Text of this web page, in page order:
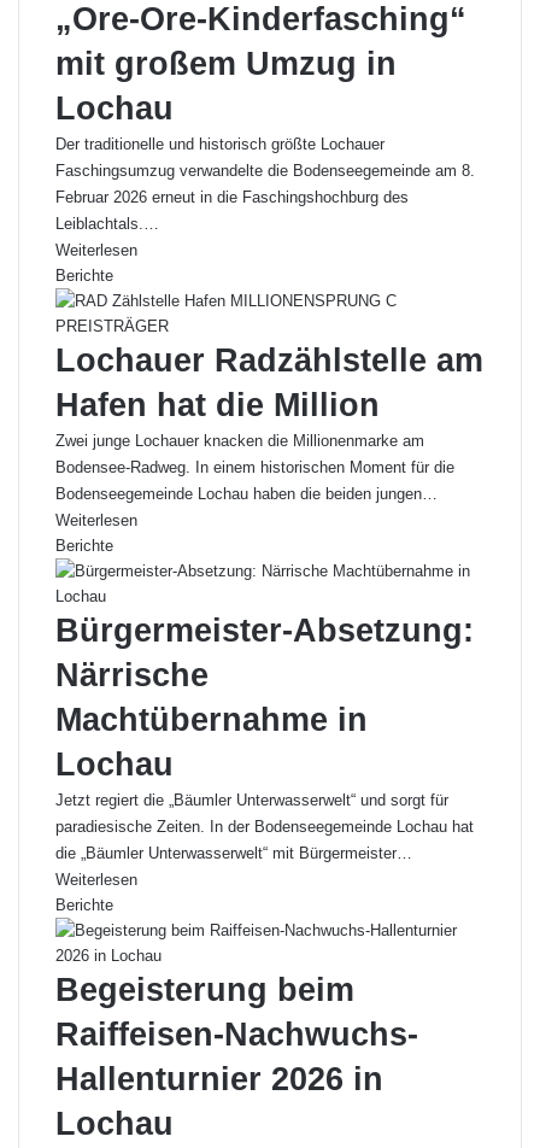
„Ore-Ore-Kinderfasching“
mit großem Umzug in
Lochau
Der traditionelle und historisch größte Lochauer
Faschingsumzug verwandelte die Bodenseegemeinde am 8.
Februar 2026 erneut in die Faschingshochburg des
Leiblachtals.…
Weiterlesen
Berichte
Lochauer Radzählstelle am
Hafen hat die Million
Zwei junge Lochauer knacken die Millionenmarke am
Bodensee-Radweg. In einem historischen Moment für die
Bodenseegemeinde Lochau haben die beiden jungen…
Weiterlesen
Berichte
Bürgermeister-Absetzung:
Närrische
Machtübernahme in
Lochau
Jetzt regiert die „Bäumler Unterwasserwelt“ und sorgt für
paradiesische Zeiten. In der Bodenseegemeinde Lochau hat
die „Bäumler Unterwasserwelt“ mit Bürgermeister…
Weiterlesen
Berichte
Begeisterung beim
Raiffeisen-Nachwuchs-
Hallenturnier 2026 in
Lochau